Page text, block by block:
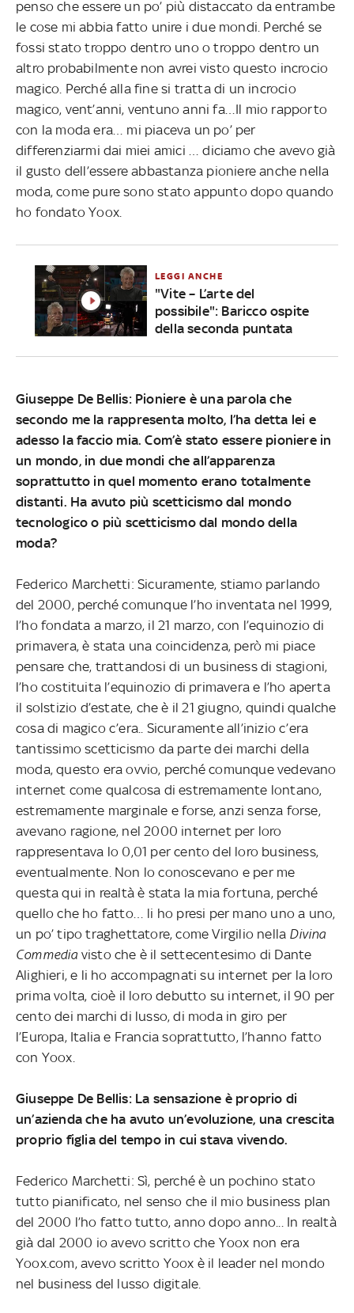
penso che essere un po’ più distaccato da entrambe
le cose mi abbia fatto unire i due mondi. Perché se
fossi stato troppo dentro uno o troppo dentro un
altro probabilmente non avrei visto questo incrocio
magico. Perché alla fine si tratta di un incrocio
magico, vent’anni, ventuno anni fa…Il mio rapporto
con la moda era… mi piaceva un po’ per
differenziarmi dai miei amici … diciamo che avevo già
il gusto dell’essere abbastanza pioniere anche nella
moda, come pure sono stato appunto dopo quando
ho fondato Yoox.
LEGGI ANCHE
"Vite – L’arte del
possibile": Baricco ospite
della seconda puntata
Giuseppe De Bellis: Pioniere è una parola che
secondo me la rappresenta molto, l’ha detta lei e
adesso la faccio mia. Com’è stato essere pioniere in
un mondo, in due mondi che all’apparenza
soprattutto in quel momento erano totalmente
distanti. Ha avuto più scetticismo dal mondo
tecnologico o più scetticismo dal mondo della
moda?
Federico Marchetti: Sicuramente, stiamo parlando
del 2000, perché comunque l’ho inventata nel 1999,
l’ho fondata a marzo, il 21 marzo, con l’equinozio di
primavera, è stata una coincidenza, però mi piace
pensare che, trattandosi di un business di stagioni,
l’ho costituita l’equinozio di primavera e l’ho aperta
il solstizio d’estate, che è il 21 giugno, quindi qualche
cosa di magico c’era.. Sicuramente all’inizio c’era
tantissimo scetticismo da parte dei marchi della
moda, questo era ovvio, perché comunque vedevano
internet come qualcosa di estremamente lontano,
estremamente marginale e forse, anzi senza forse,
avevano ragione, nel 2000 internet per loro
rappresentava lo 0,01 per cento del loro business,
eventualmente. Non lo conoscevano e per me
questa qui in realtà è stata la mia fortuna, perché
quello che ho fatto… li ho presi per mano uno a uno,
un po’ tipo traghettatore, come Virgilio nella Divina
Commediavisto che è il settecentesimo di Dante
Alighieri, e li ho accompagnati su internet per la loro
prima volta, cioè il loro debutto su internet, il 90 per
cento dei marchi di lusso, di moda in giro per
l’Europa, Italia e Francia soprattutto, l’hanno fatto
con Yoox.
Giuseppe De Bellis: La sensazione è proprio di
un’azienda che ha avuto un’evoluzione, una crescita
proprio figlia del tempo in cui stava vivendo.
Federico Marchetti: Sì, perché è un pochino stato
tutto pianificato, nel senso che il mio business plan
del 2000 l’ho fatto tutto, anno dopo anno... In realtà
già dal 2000 io avevo scritto che Yoox non era
Yoox.com, avevo scritto Yoox è il leader nel mondo
nel business del lusso digitale.